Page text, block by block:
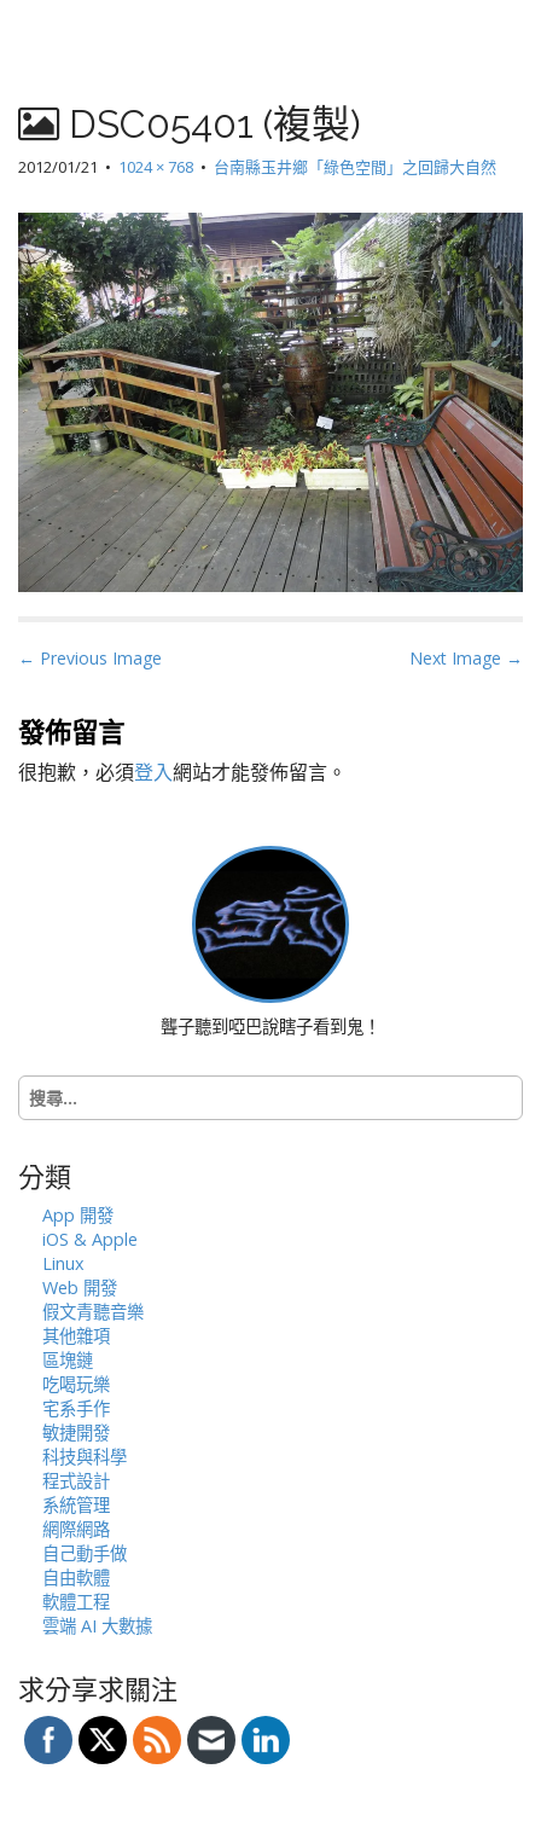
DSC05401 (複製)
2012/01/21 • 1024 × 768 • 台南縣玉井鄉「綠色空間」之回歸大自然
P
s
t
n
← Previous Image Next Image →
發佈留言
很抱歉，必須登入網站才能發佈留言。
聾子聽到啞巴說瞎子看到鬼！
搜
尋
字:
分類
App 開發
iOS & Apple
Linux
Web 開發
假文青聽音樂
其他雜項
區塊鏈
吃喝玩樂
宅系手作
敏捷開發
科技與科學
程式設計
系統管理
網際網路
自己動手做
自由軟體
軟體工程
雲端 AI 大數據
求分享求關注